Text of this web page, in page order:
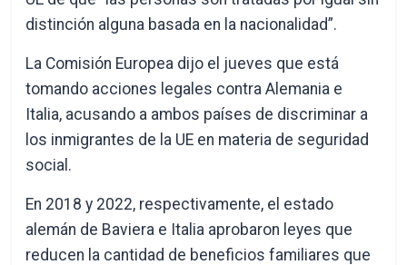
distinción alguna basada en la nacionalidad”.
La Comisión Europea dijo el jueves que está
tomando acciones legales contra Alemania e
Italia, acusando a ambos países de discriminar a
los inmigrantes de la UE en materia de seguridad
social.
En 2018 y 2022, respectivamente, el estado
alemán de Baviera e Italia aprobaron leyes que
reducen la cantidad de beneficios familiares que